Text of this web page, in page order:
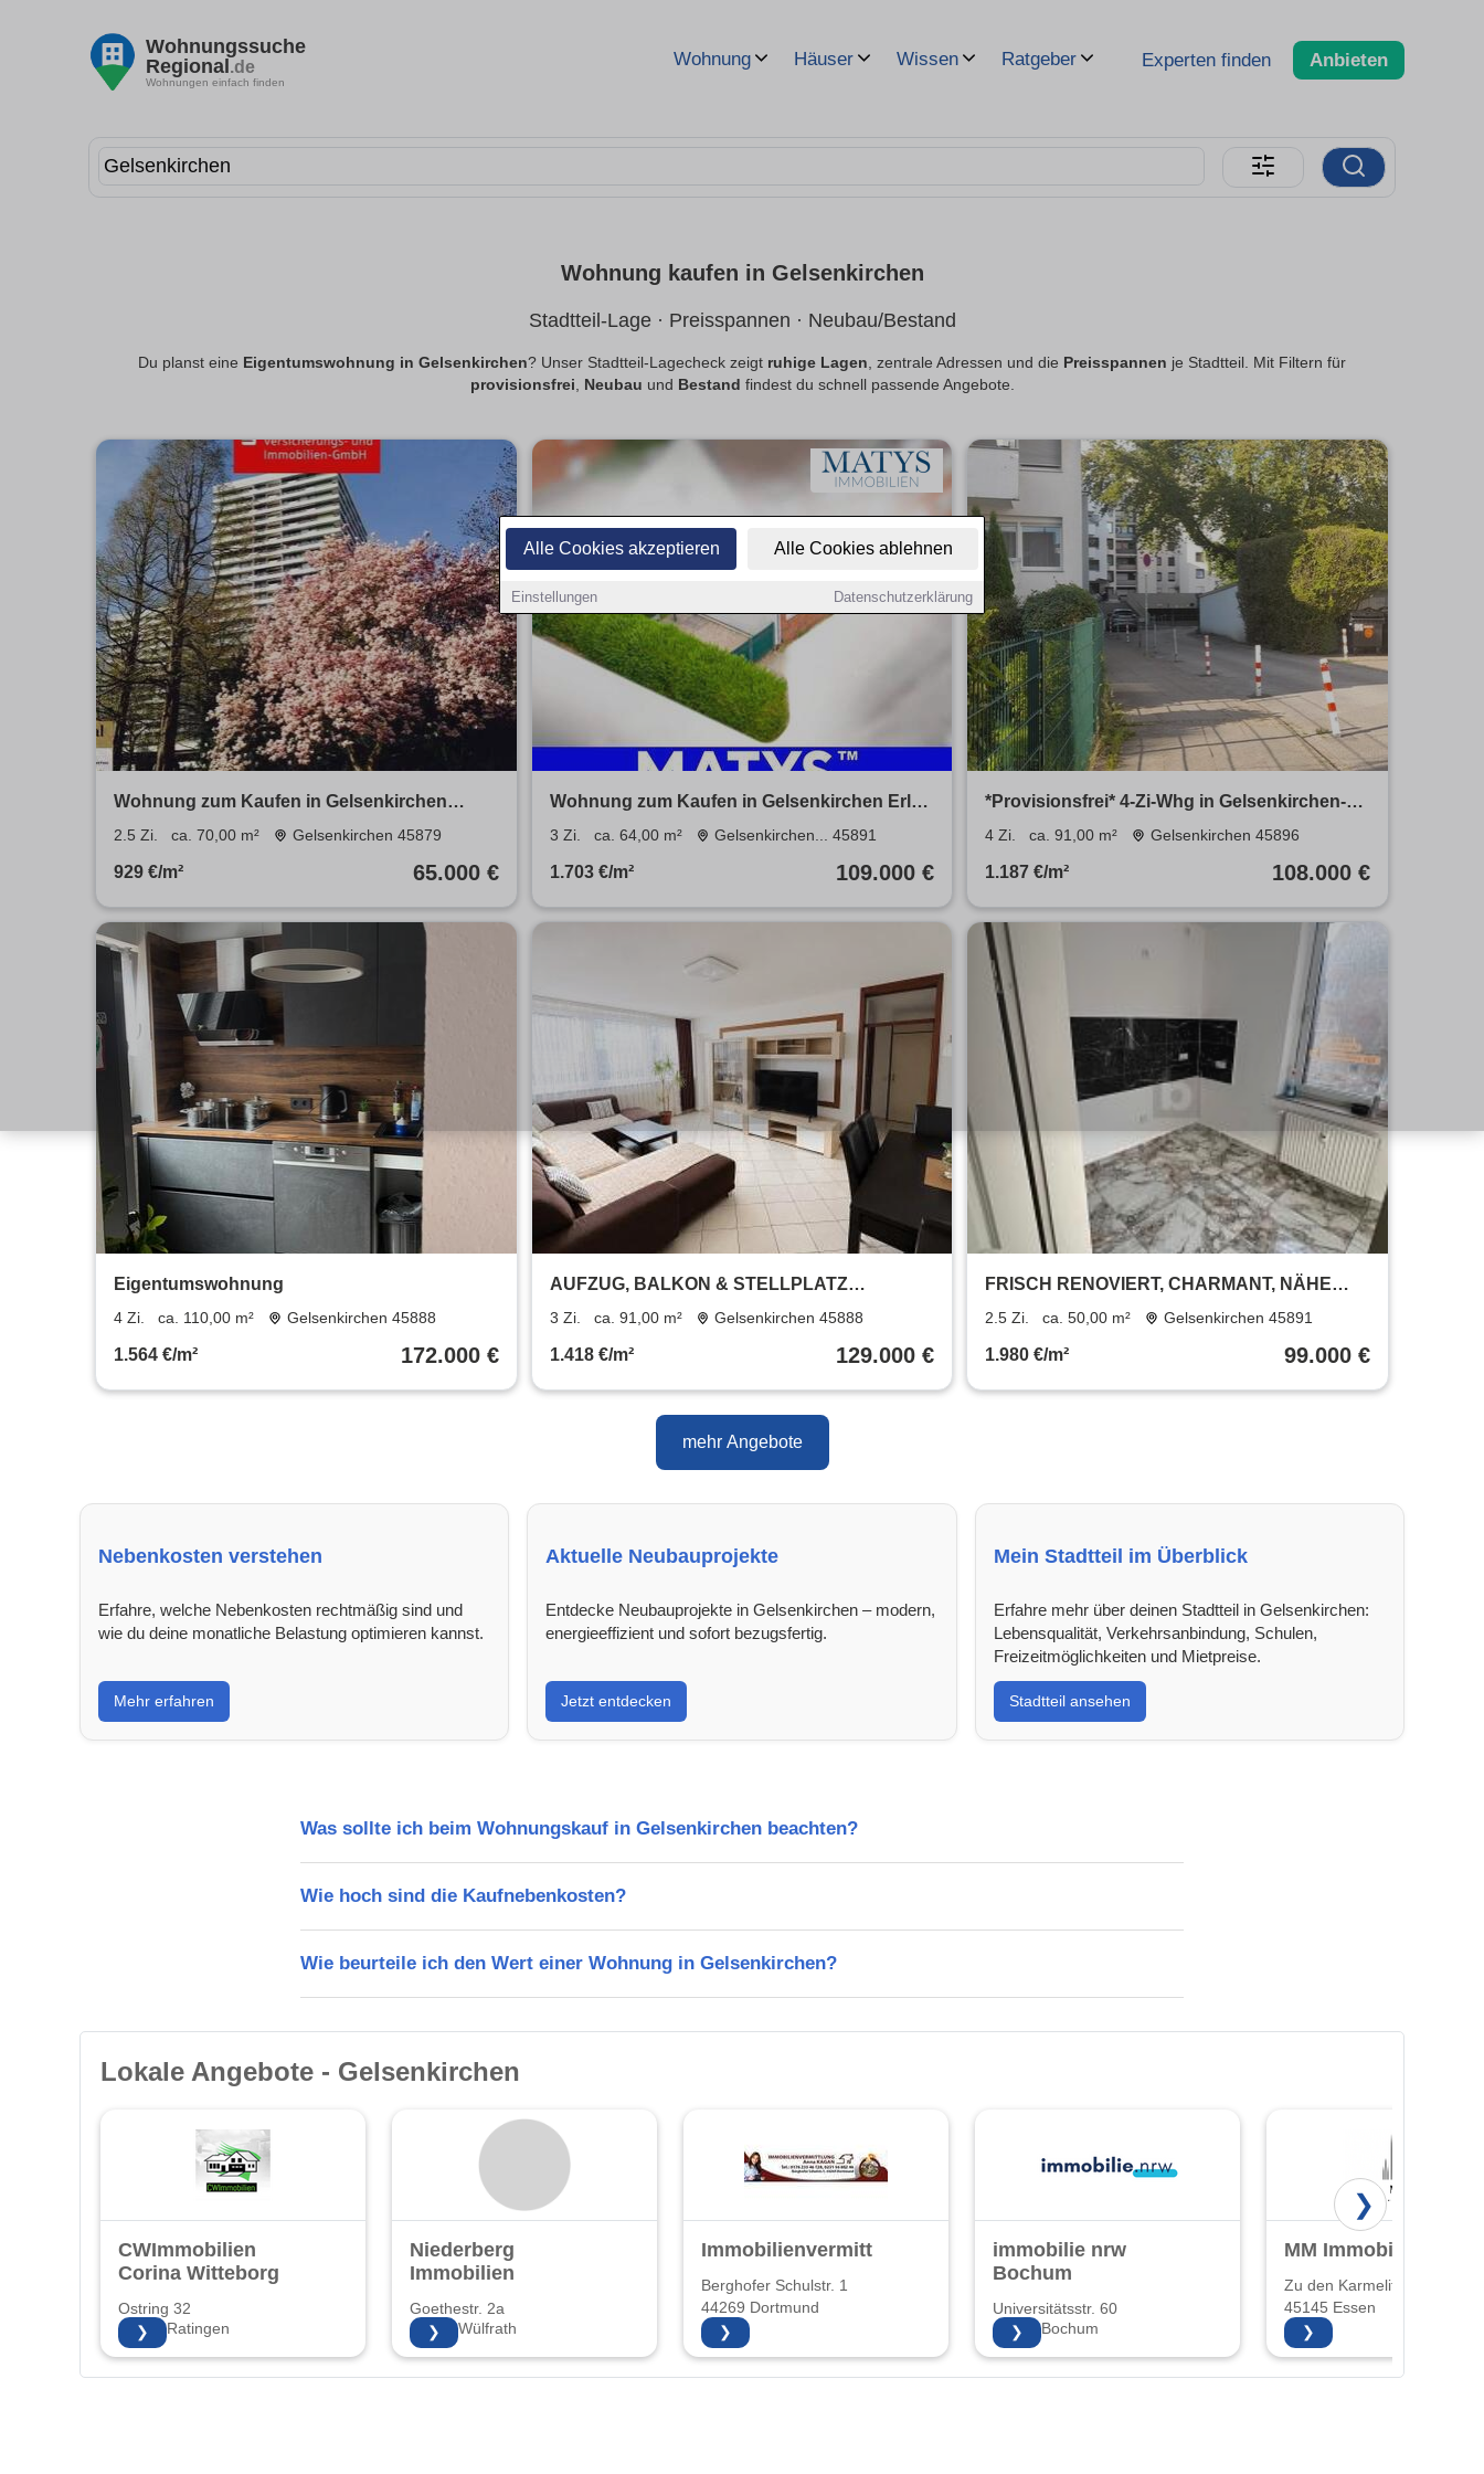
Alle Cookies akzeptieren Alle Cookies ablehnen
Einstellungen Datenschutzerklärung
Wohnungssuche
Regional.de
Wohnungen einfach finden
Wohnung Häuser Wissen Ratgeber Experten finden Anbieten
Wohnung kaufen in Gelsenkirchen
Stadtteil-Lage · Preisspannen · Neubau/Bestand
Du planst eine Eigentumswohnung in Gelsenkirchen? Unser Stadtteil-Lagecheck zeigt ruhige Lagen, zentrale Adressen und die Preisspannen je Stadtteil. Mit Filtern für
provisionsfrei, Neubau und Bestand findest du schnell passende Angebote.
Wohnung zum Kaufen in Gelsenkirchen
65.000 € 70 m²
2.5 Zi. ca. 70,00 m² Gelsenkirchen 45879
929 €/m² 65.000 €
Wohnung zum Kaufen in Gelsenkirchen Erle
109.000 € 64 m²
3 Zi. ca. 64,00 m² Gelsenkirchen... 45891
1.703 €/m² 109.000 €
*Provisionsfrei* 4-Zi-Whg in Gelsenkirchen-
Scholven
4 Zi. ca. 91,00 m² Gelsenkirchen 45896
1.187 €/m² 108.000 €
Eigentumswohnung
4 Zi. ca. 110,00 m² Gelsenkirchen 45888
1.564 €/m² 172.000 €
AUFZUG, BALKON & STELLPLATZ
INKLUSIVE
3 Zi. ca. 91,00 m² Gelsenkirchen 45888
1.418 €/m² 129.000 €
FRISCH RENOVIERT, CHARMANT, NÄHE
STADION
2.5 Zi. ca. 50,00 m² Gelsenkirchen 45891
1.980 €/m² 99.000 €
mehr Angebote
Nebenkosten verstehen
Erfahre, welche Nebenkosten rechtmäßig sind und
wie du deine monatliche Belastung optimieren kannst.
Mehr erfahren
Aktuelle Neubauprojekte
Entdecke Neubauprojekte in Gelsenkirchen – modern,
energieeffizient und sofort bezugsfertig.
Jetzt entdecken
Mein Stadtteil im Überblick
Erfahre mehr über deinen Stadtteil in Gelsenkirchen:
Lebensqualität, Verkehrsanbindung, Schulen,
Freizeitmöglichkeiten und Mietpreise.
Stadtteil ansehen
Was sollte ich beim Wohnungskauf in Gelsenkirchen beachten?
Wie hoch sind die Kaufnebenkosten?
Wie beurteile ich den Wert einer Wohnung in Gelsenkirchen?
Lokale Angebote - Gelsenkirchen
CWImmobilien
Corina Witteborg
Ostring 32
40882 Ratingen
❯
Niederberg
Immobilien
Goethestr. 2a
42489 Wülfrath
❯
Immobilienvermittlung
Berghofer Schulstr. 1
44269 Dortmund
❯
immobilie nrw
Bochum
Universitätsstr. 60
44789 Bochum
❯
MM Immobilien
Zu den Karmelitern 16
45145 Essen
❯
❯